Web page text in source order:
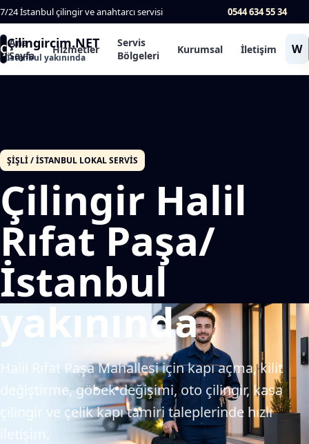
7/24 İstanbul çilingir ve anahtarcı servisi 0544 634 55 34
ÇÇilingircim.NET
İstanbul yakınında
Ana
Sayfa
Hizmetler
Servis
Bölgeleri
Kurumsal İletişim W
ŞIŞLI / İSTANBUL LOKAL SERVIS
Çilingir Halil
Rıfat Paşa/
İstanbul
yakınında
Halil Rıfat Paşa Mahallesi için kapı açma, kilit
değiştirme, göbek değişimi, oto çilingir, kasa
çilingir ve çelik kapı tamiri taleplerinde hızlı
iletişim.